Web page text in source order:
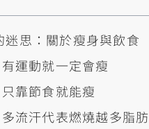
思：關於瘦身與飲食
運動就一定會瘦
靠節食就能瘦
流汗代表燃燒越多脂肪